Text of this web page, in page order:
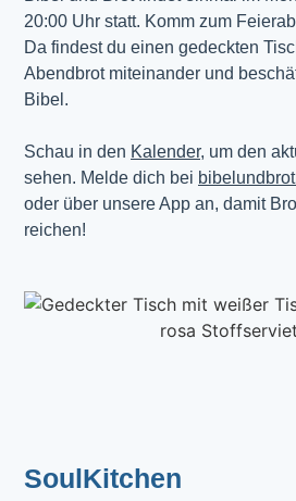
20:00 Uhr statt. Komm zum
Da findest du einen gedeckten
Abendbrot miteinander und
Bibel.
Schau in den Kalender, um den
sehen. Melde dich bei
oder über unsere App an, damit
reichen!
SoulKitchen